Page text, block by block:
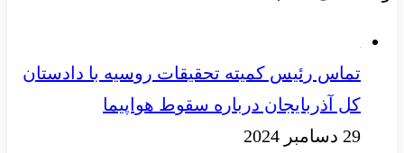
تماس رئیس کمیته تحقیقات روسیه با دادستان
کل آذربایجان درباره سقوط هواپیما
29 دسامبر 2024